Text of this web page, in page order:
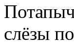
слёзы